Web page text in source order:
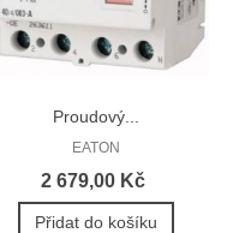
Proudový...
EATON
2 679,00 Kč
Přidat do košíku